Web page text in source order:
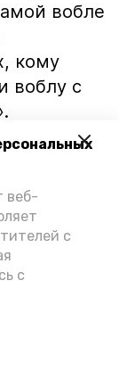
веб-
с
с
вобле
кому
воблу с